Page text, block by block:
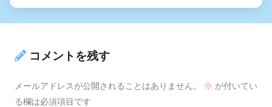
コメントを残す
メールアドレスが公開されることはありません。 ※ が付いてい
る欄は必須項目です